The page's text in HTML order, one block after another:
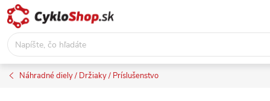
Prejsť
na
obsah
Náhradné diely / Držiaky / Príslušenstvo